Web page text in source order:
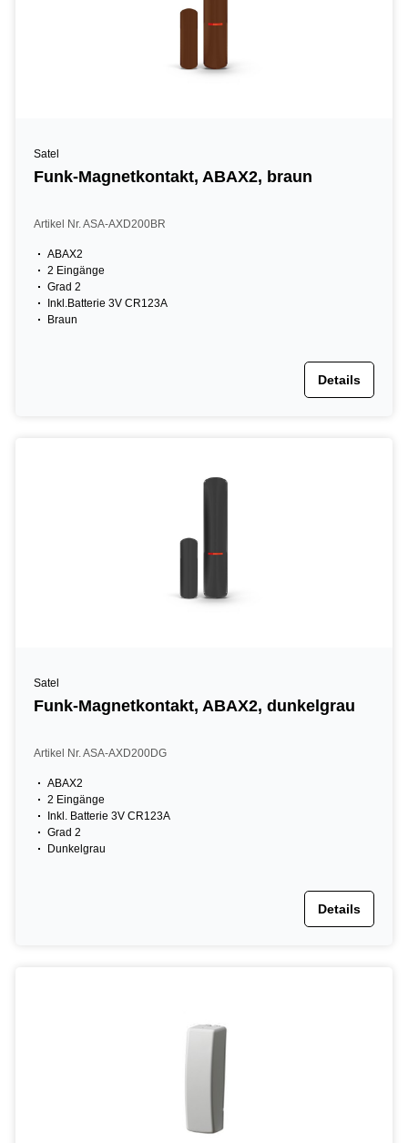
Satel
Funk-Magnetkontakt, ABAX2, braun
Artikel Nr. ASA-AXD200BR
ABAX2
2 Eingänge
Grad 2
Inkl.Batterie 3V CR123A
Braun
Details
Satel
Funk-Magnetkontakt, ABAX2, dunkelgrau
Artikel Nr. ASA-AXD200DG
ABAX2
2 Eingänge
Inkl. Batterie 3V CR123A
Grad 2
Dunkelgrau
Details